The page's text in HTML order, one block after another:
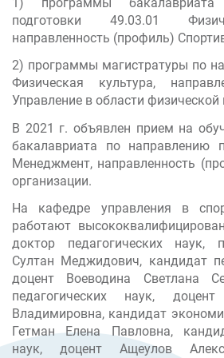
подготовки 49.03.01
направленность (профиль)
2) программы магистратуры по
Физическая культура,
Управление в области физической
В 2021 г. объявлен прием на
бакалавриата по направлению
Менеджмент, направленность
организации.
На кафедре управления в
работают
доктор педагогических наук,
Султан Меджидович, кандидат
доцент Воеводина Светлана
педагогических наук,
Владимировна, кандидат
Гетман Елена Павловна,
наук, доцент Ащеулов